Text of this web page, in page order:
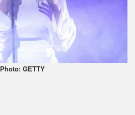
Photo: GETTY